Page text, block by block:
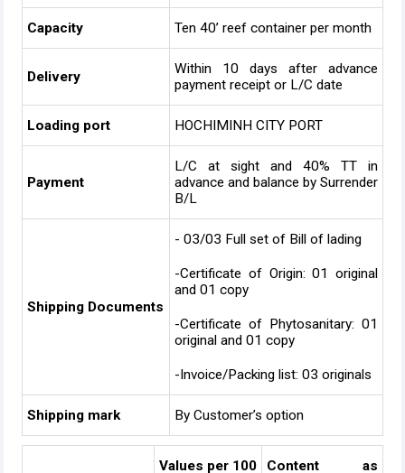
Capacity Ten 40’ reef container per month
Delivery
Within 10 days after advance
payment receipt or L/C date
Loading port HOCHIMINH CITY PORT
Payment
L/C at sight and 40% TT in
advance and balance by Surrender
B/L
Shipping Documents
- 03/03 Full set of Bill of lading
-Certificate of Origin: 01 original
and 01 copy
-Certificate of Phytosanitary: 01
original and 01 copy
-Invoice/Packing list: 03 originals
Shipping mark By Customer’s option
Values per 100 Content as